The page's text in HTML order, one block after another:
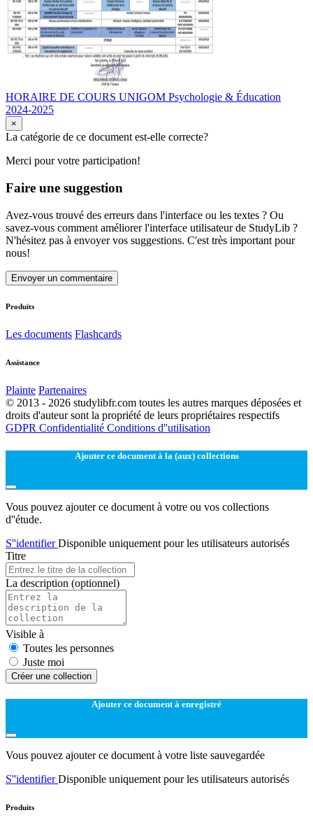
HORAIRE DE COURS UNIGOM Psychologie & Éducation
2024-2025
×
La catégorie de ce document est-elle correcte?
Merci pour votre participation!
Faire une suggestion
Avez-vous trouvé des erreurs dans l'interface ou les textes ? Ou
savez-vous comment améliorer l'interface utilisateur de StudyLib ?
N'hésitez pas à envoyer vos suggestions. C'est très important pour
nous!
Envoyer un commentaire
Produits
Les documents Flashcards
Assistance
Plainte Partenaires
© 2013 - 2026 studylibfr.com toutes les autres marques déposées et
droits d'auteur sont la propriété de leurs propriétaires respectifs
GDPR Confidentialité Conditions d''utilisation
Ajouter ce document à la (aux) collections
Vous pouvez ajouter ce document à votre ou vos collections
d''étude.
S''identifierDisponible uniquement pour les utilisateurs autorisés
Titre
La description (optionnel)
Visible à
Toutes les personnes
Juste moi
Créer une collection
Ajouter ce document à enregistré
Vous pouvez ajouter ce document à votre liste sauvegardée
S''identifierDisponible uniquement pour les utilisateurs autorisés
Produits